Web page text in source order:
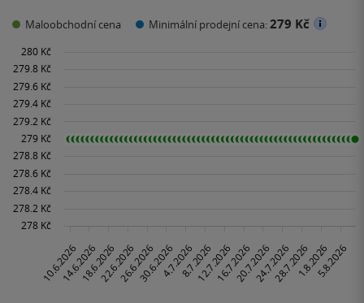
Maloobchodní cena Minimální prodejní cena:279 Kč